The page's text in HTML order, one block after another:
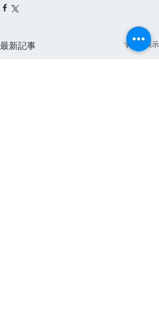
最新記事 すべて表示